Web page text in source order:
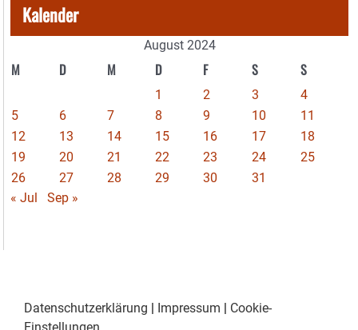
Kalender
August 2024
M D M D F S S
1 2 3
4
5
6 7 8 9 10
11
12
13 14 15 16 17
18
19
20 21 22 23 24
25
26
27 28 29 30
31
« Jul
Sep »
Datenschutzerklärung Impressum
Cookie-